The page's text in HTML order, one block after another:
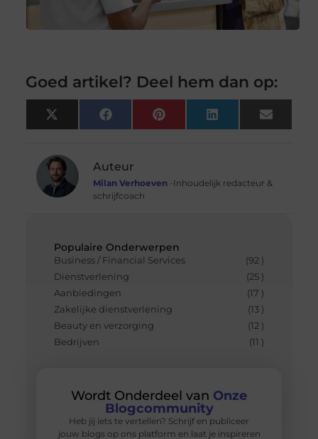
Populaire Onderwerpen
Business / Financial Services
(92 )
Dienstverlening
(25 )
Aanbiedingen
(17 )
Zakelijke dienstverlening
(13 )
Beauty en verzorging
(12 )
Bedrijven
(11 )
Wordt Onderdeel van Onze
Blogcommunity
Heb jij iets te vertellen? Schrijf en publiceer
jouw blogs op ons platform en laat je inspireren
Goed artikel? Deel hem dan op:
X
(Twitter)
FacebookPinterest LinkedIn Email
Auteur
Milan Verhoeven-Inhoudelijk redacteur &
schrijfcoach